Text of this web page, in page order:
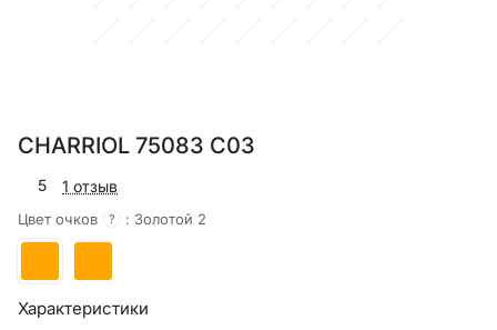
CHARRIOL 75083 C03
5 1 отзыв
Цвет очков ? : Золотой 2
Характеристики